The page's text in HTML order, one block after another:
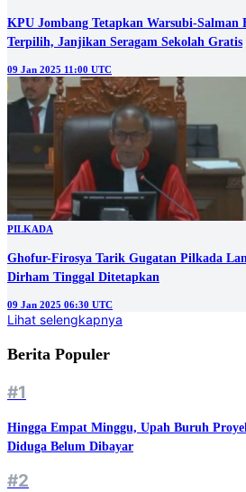
KPU Jombang Tetapkan Warsubi-Salman
Terpilih, Janjikan Seragam Sekolah Gratis
09 Jan 2025 11:00 UTC
PILKADA
Ghofur-Firosya Tarik Gugatan Pilkada
Dirham Tinggal Ditetapkan
09 Jan 2025 06:30 UTC
Lihat selengkapnya
Berita Populer
#1
Hingga Empat Minggu, Upah Buruh
Diduga Belum Dibayar
#2